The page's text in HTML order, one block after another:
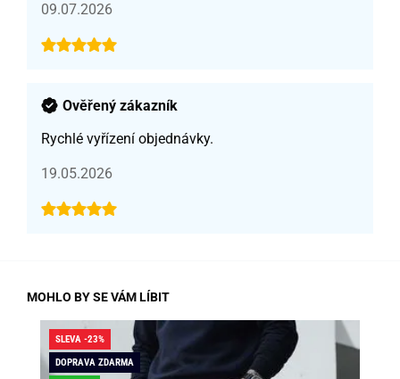
09.07.2026
Ověřený zákazník
Rychlé vyřízení objednávky.
19.05.2026
MOHLO BY SE VÁM LÍBIT
SLEVA -23%
DOPRAVA ZDARMA